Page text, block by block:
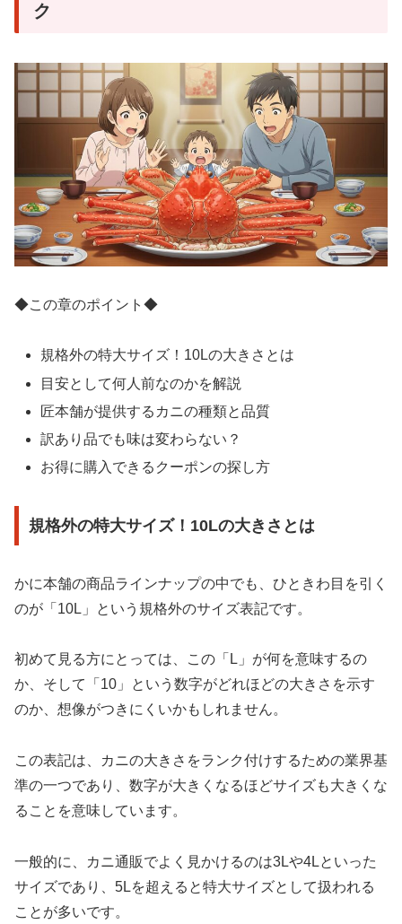
ク
◆この章のポイント◆
規格外の特大サイズ！10Lの大きさとは
目安として何人前なのかを解説
匠本舗が提供するカニの種類と品質
訳あり品でも味は変わらない？
お得に購入できるクーポンの探し方
規格外の特大サイズ！10Lの大きさとは
かに本舗の商品ラインナップの中でも、ひときわ目を引く
のが「10L」という規格外のサイズ表記です。
初めて見る方にとっては、この「L」が何を意味するの
か、そして「10」という数字がどれほどの大きさを示す
のか、想像がつきにくいかもしれません。
この表記は、カニの大きさをランク付けするための業界基
準の一つであり、数字が大きくなるほどサイズも大きくな
ることを意味しています。
一般的に、カニ通販でよく見かけるのは3Lや4Lといった
サイズであり、5Lを超えると特大サイズとして扱われる
ことが多いです。